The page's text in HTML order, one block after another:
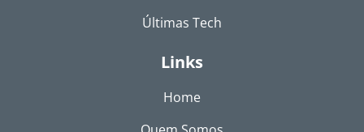
Últimas Tech
Links
Home